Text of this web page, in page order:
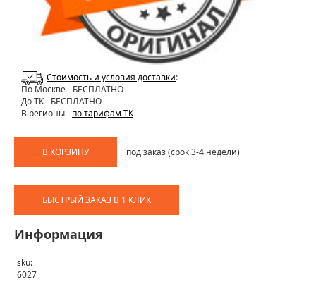
Стоимость и условия доставки:
По Москве- БЕСПЛАТНО
До ТК - БЕСПЛАТНО
В регионы - по тарифам ТК
В КОРЗИНУ под заказ (срок 3-4 недели)
БЫСТРЫЙ ЗАКАЗ В 1 КЛИК
Информация
sku:
6027